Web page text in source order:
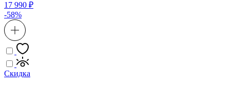
17 990 ₽
-58%
Скидка